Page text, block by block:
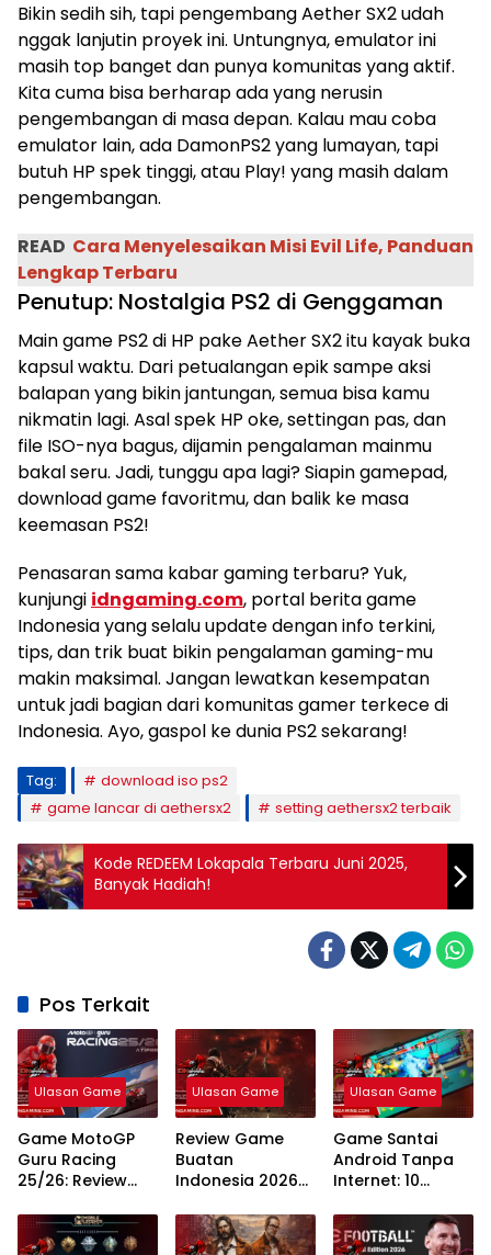
Bikin sedih sih, tapi pengembang Aether SX2 udah
nggak lanjutin proyek ini. Untungnya, emulator ini
masih top banget dan punya komunitas yang aktif.
Kita cuma bisa berharap ada yang nerusin
pengembangan di masa depan. Kalau mau coba
emulator lain, ada DamonPS2 yang lumayan, tapi
butuh HP spek tinggi, atau Play! yang masih dalam
pengembangan.
READ Cara Menyelesaikan Misi Evil Life, Panduan
Lengkap Terbaru
Penutup: Nostalgia PS2 di Genggaman
Main game PS2 di HP pake Aether SX2 itu kayak buka
kapsul waktu. Dari petualangan epik sampe aksi
balapan yang bikin jantungan, semua bisa kamu
nikmatin lagi. Asal spek HP oke, settingan pas, dan
file ISO-nya bagus, dijamin pengalaman mainmu
bakal seru. Jadi, tunggu apa lagi? Siapin gamepad,
download game favoritmu, dan balik ke masa
keemasan PS2!
Penasaran sama kabar gaming terbaru? Yuk,
kunjungi idngaming.com, portal berita game
Indonesia yang selalu update dengan info terkini,
tips, dan trik buat bikin pengalaman gaming-mu
makin maksimal. Jangan lewatkan kesempatan
untuk jadi bagian dari komunitas gamer terkece di
Indonesia. Ayo, gaspol ke dunia PS2 sekarang!
Tag:
download iso ps2
game lancar di aethersx2
setting aethersx2 terbaik
Kode REDEEM Lokapala Terbaru Juni 2025,
Banyak Hadiah!
Pos Terkait
Ulasan Game
Game MotoGP
Guru Racing
25/26: Review
Gameplay
Ulasan Game
Review Game
Buatan
Indonesia 2026
Developer Lokal
Ulasan Game
Game Santai
Android Tanpa
Internet: 10
Teratas Tahun
2026